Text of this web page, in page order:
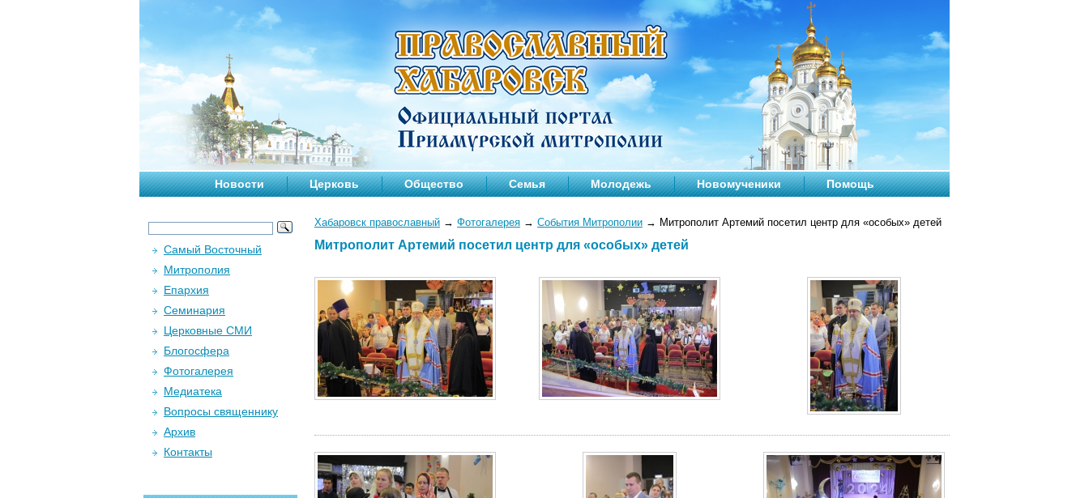
Новости Церковь Общество Семья Молодежь Новомученики Помощь
Хабаровск православный → Фотогалерея → События Митрополии → Митрополит Артемий посетил центр для «особых» детей
Митрополит Артемий посетил центр для «особых» детей
Самый Восточный
Митрополия
Епархия
Семинария
Церковные СМИ
Блогосфера
Фотогалерея
Медиатека
Вопросы священнику
Архив
Контакты